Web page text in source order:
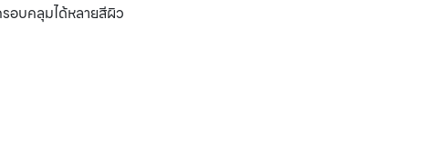
รอบคลุมได้หลายสีผิว